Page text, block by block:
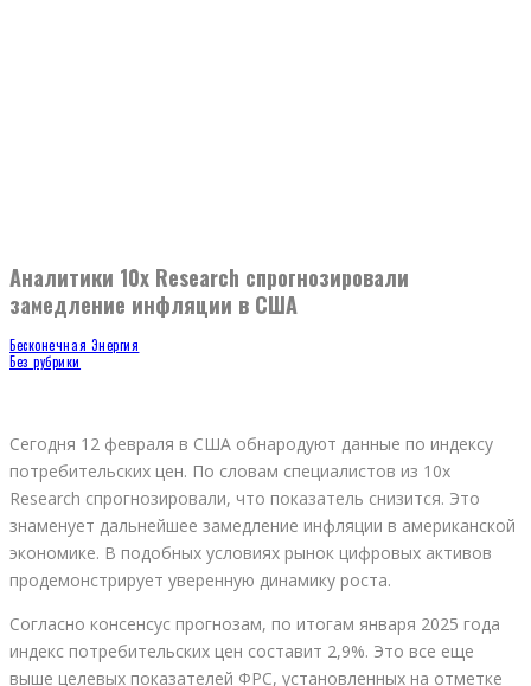
Аналитики 10x Research спрогнозировали
замедление инфляции в США
Бесконечная Энергия
Без рубрики
Сегодня 12 февраля в США обнародуют данные по индексу
потребительских цен. По словам специалистов из 10x
Research спрогнозировали, что показатель снизится. Это
знаменует дальнейшее замедление инфляции в американской
экономике. В подобных условиях рынок цифровых активов
продемонстрирует уверенную динамику роста.
Согласно консенсус прогнозам, по итогам января 2025 года
индекс потребительских цен составит 2,9%. Это все еще
выше целевых показателей ФРС, установленных на отметке